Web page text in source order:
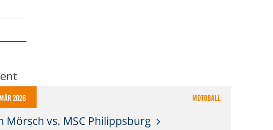
2026 Motoball
Mörsch vs. MSC Philippsburg